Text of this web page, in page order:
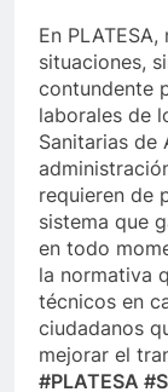
En
situaciones,
contundente
laborales de
Sanitarias de
requieren de
sistema que
en todo
la normativa
técnicos en
ciudadanos
mejorar el
#PLATESA